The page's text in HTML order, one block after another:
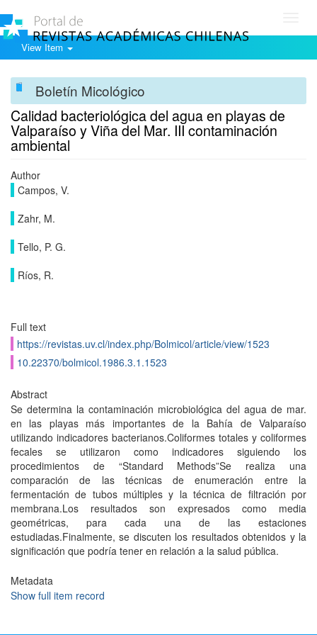
View Item
Boletín Micológico
Calidad bacteriológica del agua en playas de
Valparaíso y Viña del Mar. III contaminación
ambiental
Author
Campos, V.
Zahr, M.
Tello, P. G.
Ríos, R.
Full text
https://revistas.uv.cl/index.php/Bolmicol/article/view/1523
10.22370/bolmicol.1986.3.1.1523
Abstract
Se determina la contaminación microbiológica del agua de mar.
en las playas más importantes de la Bahía de Valparaíso
utilizando indicadores bacterianos.Coliformes totales y coliformes
fecales se utilizaron como indicadores siguiendo los
procedimientos de “Standard Methods”Se realiza una
comparación de las técnicas de enumeración entre la
fermentación de tubos múltiples y la técnica de filtración por
membrana.Los resultados son expresados como media
geométricas, para cada una de las estaciones
estudiadas.Finalmente, se discuten los resultados obtenidos y la
significación que podría tener en relación a la salud pública.
Metadata
Show full item record